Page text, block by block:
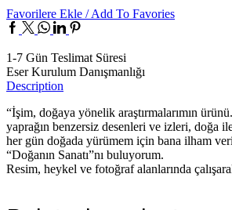
Favorilere Ekle / Add To Favories
Facebook
Twitter
Whatsapp
Linkedin
Pinterest
1-7 Gün Teslimat Süresi
Eser Kurulum Danışmanlığı
Description
“İşim, doğaya yönelik araştırmalarımın
yaprağın benzersiz desenleri ve izleri, doğa
her gün doğada yürümem için bana ilham
“Doğanın Sanatı”nı buluyorum.
Resim, heykel ve fotoğraf alanlarında